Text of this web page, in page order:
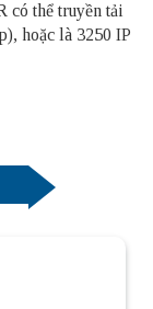
có thể truyền tải
hoặc là 3250 IP